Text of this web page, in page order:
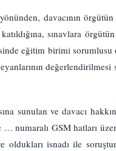
davacının
sınavlara
eğitim birimi
sunulan ve davacı
GSM hatları
oldukları isnadı ile